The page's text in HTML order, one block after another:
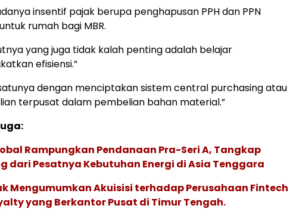
insentif pajak berupa penghapusan PPH dan PPN
rumah bagi MBR.
yang juga tidak kalah penting adalah belajar
efisiensi.”
dengan menciptakan sistem central purchasing atau
terpusat dalam pembelian bahan material.”
Rampungkan Pendanaan Pra-Seri A, Tangkap
dari Pesatnya Kebutuhan Energi di Asia Tenggara
Mengumumkan Akuisisi terhadap Perusahaan Fintech
yang Berkantor Pusat di Timur Tengah.